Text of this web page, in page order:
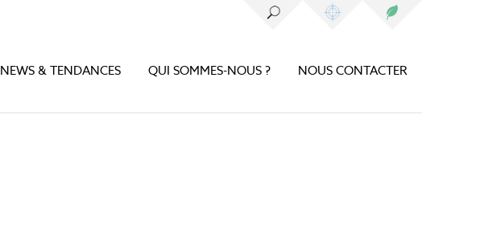
NEWS & TENDANCES QUI SOMMES-NOUS ? NOUS CONTACTER